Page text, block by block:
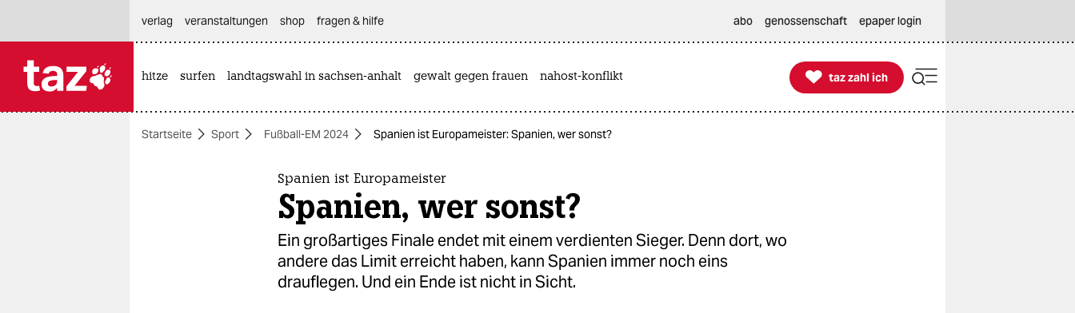
themen
verlag
veranstaltungen shop fragen & hilfe abo genossenschaft epaper login
hitze surfen landtagswahl in sachsen-anhalt gewalt gegen frauen nahost-konflikt 
taz zahl ich
taz zahl ich
Startseite Sport Fußball-EM 2024 Spanien ist Europameister: Spanien, wer sonst?
Spanien ist Europameister
Spanien, wer sonst?
Ein großartiges Finale endet mit einem verdienten Sieger. Denn dort, wo
andere das Limit erreicht haben, kann Spanien immer noch eins
drauflegen. Und ein Ende ist nicht in Sicht.